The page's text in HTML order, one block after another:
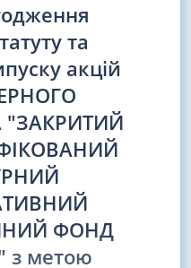
та
акцій
"ЗАКРИТИЙ
ФОНД
з метою